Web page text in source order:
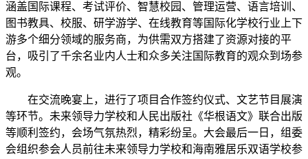
涵盖国际课程、考试评价、智慧校园、管理运营、语言培训、
图书教具、校服、研学游学、在线教育等国际化学校行业上下
游多个细分领域的服务商，为供需双方搭建了资源对接的平
台，吸引了千余名业内人士和众多关注国际教育的观众到场参
观。
在交流晚宴上，进行了项目合作签约仪式、文艺节目展演
等环节。未来领导力学校和人民出版社《华根语文》联合出版
等顺利签约，会场气氛热烈，精彩纷呈。大会最后一日，组委
会组织参会人员前往未来领导力学校和海南雅居乐双语学校参